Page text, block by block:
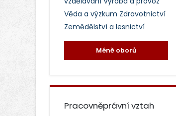
Věda a výzkum Zdravotnictví
Zemědělství a lesnictví
Méně oborů
Pracovněprávní vztah